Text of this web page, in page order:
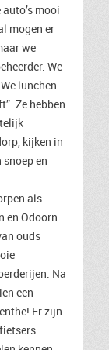
mooi
mogen er
we
We
lunchen
Ze hebben
kijken in
en
als
en Odoorn.
ouds
Na
een
Er zijn